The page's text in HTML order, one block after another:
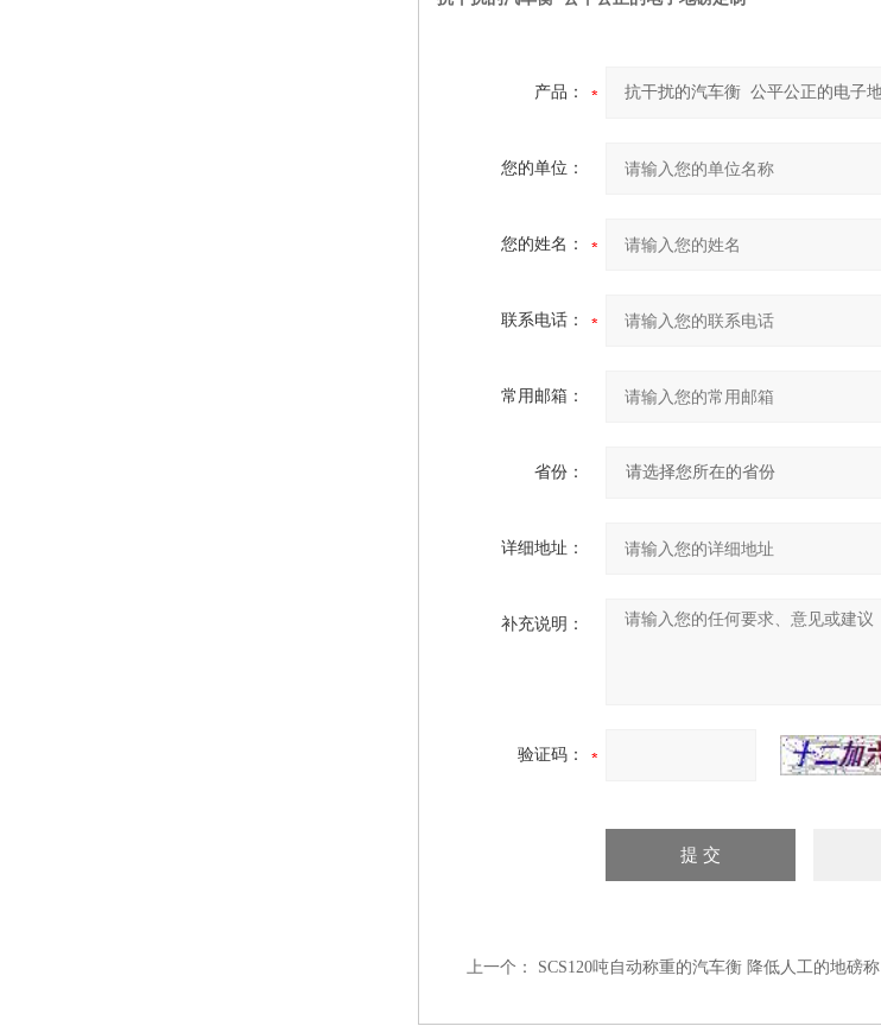
产品：
您的单位：
您的姓名：
联系电话：
常用邮箱：
省份：
详细地址：
补充说明：
验证码：
上一个： SCS120吨自动称重的汽车衡 降低人工的地磅称